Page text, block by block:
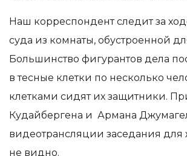
Наш корреспондент следит за
суда из комнаты, обустроенной
Большинство фигурантов дела
в тесные клетки по несколько
клетками сидят их защитники.
Кудайбергена и Армана
видеотрансляции заседания для
не видно.